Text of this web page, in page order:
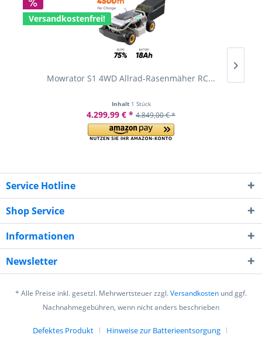
Versandkostenfrei!
Mowrator S1 4WD Allrad-Rasenmäher RC...
Inhalt 1 Stück
4.299,99 € * 4.849,00 € *
Service Hotline
Shop Service
Informationen
Newsletter
* Alle Preise inkl. gesetzl. Mehrwertsteuer zzgl.Versandkosten und ggf.
Nachnahmegebühren, wenn nicht anders beschrieben
Defektes Produkt Hinweise zur Batterieentsorgung